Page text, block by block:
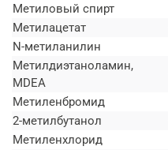
Метиловый спирт
Метилацетат
N-метиланилин
Метилдиэтаноламин,
MDEA
Метиленбромид
2-метилбутанол
Метиленхлорид